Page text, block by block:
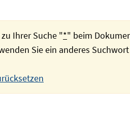
zu Ihrer Suche "*" beim
Sie ein anderes